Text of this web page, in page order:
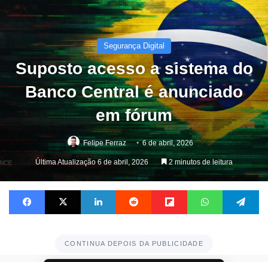
Segurança Digital
Suposto acesso a sistema do
Banco Central é anunciado
em fórum
Felipe Ferraz 6 de abril, 2026
Última Atualização 6 de abril, 2026 2 minutos de leitura
Facebook X Linkedin Reddit Flipboard WhatsApp
CONTINUA DEPOIS DA PUBLICIDADE